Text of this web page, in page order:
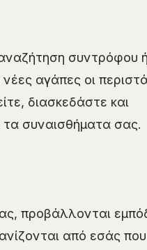
συντρόφου ή
αγάπες οι
διασκεδάστε και
συναισθήματα σας.
προβάλλονται
από εσάς που